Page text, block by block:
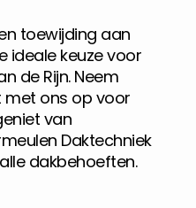
toewijding aan
ideale keuze voor
de Rijn. Neem
ons op voor
van
Daktechniek
dakbehoeften.